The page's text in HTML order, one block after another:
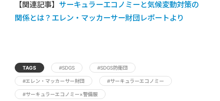
【関連記事】 サーキュラーエコノミーと気候変動対策の
関係とは？エレン・マッカーサー財団レポートより
TAGS #SDGS #SDGS防衛団
#エレン・マッカーサー財団 #サーキュラーエコノミー
#サーキュラーエコノミー×警備服